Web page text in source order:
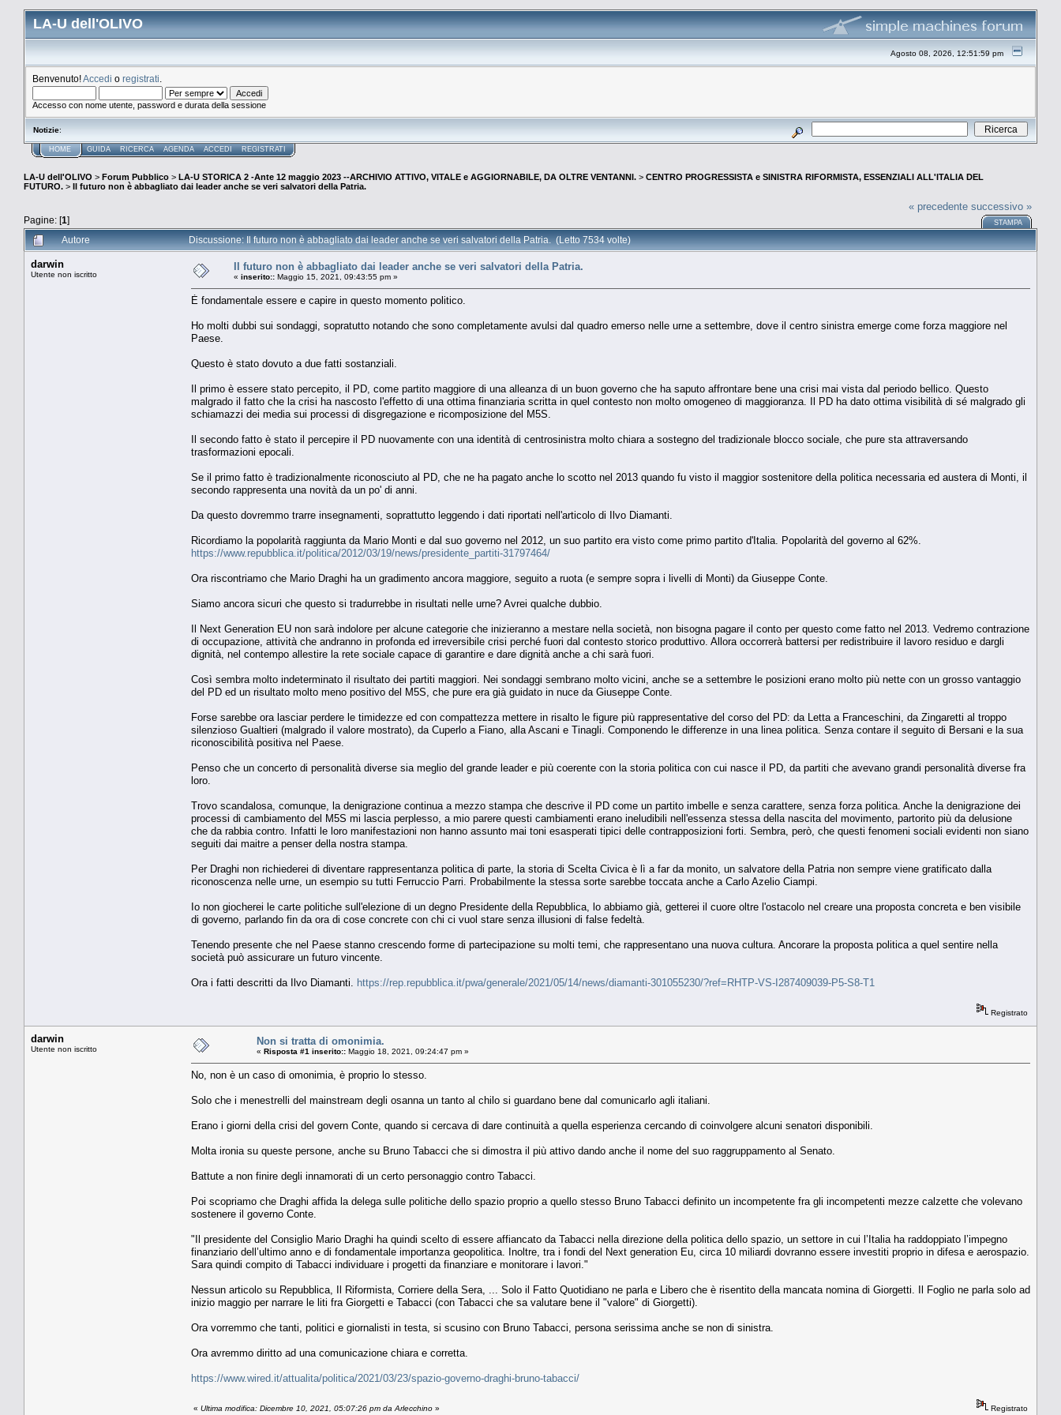
LA-U dell'OLIVO
Agosto 08, 2026, 12:51:59 pm
Benvenuto!Accedi o registrati
Accesso con nome utente, password e durata della sessione
Notizie:
HOME GUIDA RICERCA AGENDA ACCEDI REGISTRATI
LA-U dell'OLIVO > Forum Pubblico > LA-U STORICA 2 -Ante 12 maggio 2023 --ARCHIVIO ATTIVO, VITALE e AGGIORNABILE, DA OLTRE VENTANNI. > CENTRO PROGRESSISTA e SINISTRA RIFORMISTA, ESSENZIALI ALL'ITALIA DEL
FUTURO. > Il futuro non è abbagliato dai leader anche se veri salvatori della Patria.
Pagine: [1]
« precedente successivo »
STAMPA
Autore Discussione: Il futuro non è abbagliato dai leader anche se veri salvatori della Patria. (Letto 7534 volte)
darwin
Utente non iscritto
Il futuro non è abbagliato dai leader anche se veri salvatori della Patria.
« inserito:: Maggio 15, 2021, 09:43:55 pm »
È fondamentale essere e capire in questo momento politico.
Ho molti dubbi sui sondaggi, sopratutto notando che sono completamente avulsi dal quadro emerso nelle urne a settembre, dove il centro sinistra emerge come forza maggiore nel
Paese.
Questo è stato dovuto a due fatti sostanziali.
Il primo è essere stato percepito, il PD, come partito maggiore di una alleanza di un buon governo che ha saputo affrontare bene una crisi mai vista dal periodo bellico. Questo
malgrado il fatto che la crisi ha nascosto l'effetto di una ottima finanziaria scritta in quel contesto non molto omogeneo di maggioranza. Il PD ha dato ottima visibilità di sé malgrado gli
schiamazzi dei media sui processi di disgregazione e ricomposizione del M5S.
Il secondo fatto è stato il percepire il PD nuovamente con una identità di centrosinistra molto chiara a sostegno del tradizionale blocco sociale, che pure sta attraversando
trasformazioni epocali.
Se il primo fatto è tradizionalmente riconosciuto al PD, che ne ha pagato anche lo scotto nel 2013 quando fu visto il maggior sostenitore della politica necessaria ed austera di Monti, il
secondo rappresenta una novità da un po' di anni.
Da questo dovremmo trarre insegnamenti, soprattutto leggendo i dati riportati nell'articolo di Ilvo Diamanti.
Ricordiamo la popolarità raggiunta da Mario Monti e dal suo governo nel 2012, un suo partito era visto come primo partito d'Italia. Popolarità del governo al 62%.
https://www.repubblica.it/politica/2012/03/19/news/presidente_partiti-31797464/
Ora riscontriamo che Mario Draghi ha un gradimento ancora maggiore, seguito a ruota (e sempre sopra i livelli di Monti) da Giuseppe Conte.
Siamo ancora sicuri che questo si tradurrebbe in risultati nelle urne? Avrei qualche dubbio.
Il Next Generation EU non sarà indolore per alcune categorie che inizieranno a mestare nella società, non bisogna pagare il conto per questo come fatto nel 2013. Vedremo contrazione
di occupazione, attività che andranno in profonda ed irreversibile crisi perché fuori dal contesto storico produttivo. Allora occorrerà battersi per redistribuire il lavoro residuo e dargli
dignità, nel contempo allestire la rete sociale capace di garantire e dare dignità anche a chi sarà fuori.
Così sembra molto indeterminato il risultato dei partiti maggiori. Nei sondaggi sembrano molto vicini, anche se a settembre le posizioni erano molto più nette con un grosso vantaggio
del PD ed un risultato molto meno positivo del M5S, che pure era già guidato in nuce da Giuseppe Conte.
Forse sarebbe ora lasciar perdere le timidezze ed con compattezza mettere in risalto le figure più rappresentative del corso del PD: da Letta a Franceschini, da Zingaretti al troppo
silenzioso Gualtieri (malgrado il valore mostrato), da Cuperlo a Fiano, alla Ascani e Tinagli. Componendo le differenze in una linea politica. Senza contare il seguito di Bersani e la sua
riconoscibilità positiva nel Paese.
Penso che un concerto di personalità diverse sia meglio del grande leader e più coerente con la storia politica con cui nasce il PD, da partiti che avevano grandi personalità diverse fra
loro.
Trovo scandalosa, comunque, la denigrazione continua a mezzo stampa che descrive il PD come un partito imbelle e senza carattere, senza forza politica. Anche la denigrazione dei
processi di cambiamento del M5S mi lascia perplesso, a mio parere questi cambiamenti erano ineludibili nell'essenza stessa della nascita del movimento, partorito più da delusione
che da rabbia contro. Infatti le loro manifestazioni non hanno assunto mai toni esasperati tipici delle contrapposizioni forti. Sembra, però, che questi fenomeni sociali evidenti non siano
seguiti dai maitre a penser della nostra stampa.
Per Draghi non richiederei di diventare rappresentanza politica di parte, la storia di Scelta Civica è lì a far da monito, un salvatore della Patria non sempre viene gratificato dalla
riconoscenza nelle urne, un esempio su tutti Ferruccio Parri. Probabilmente la stessa sorte sarebbe toccata anche a Carlo Azelio Ciampi.
Io non giocherei le carte politiche sull'elezione di un degno Presidente della Repubblica, lo abbiamo già, getterei il cuore oltre l'ostacolo nel creare una proposta concreta e ben visibile
di governo, parlando fin da ora di cose concrete con chi ci vuol stare senza illusioni di false fedeltà.
Tenendo presente che nel Paese stanno crescendo forme di partecipazione su molti temi, che rappresentano una nuova cultura. Ancorare la proposta politica a quel sentire nella
società può assicurare un futuro vincente.
Ora i fatti descritti da Ilvo Diamanti. https://rep.repubblica.it/pwa/generale/2021/05/14/news/diamanti-301055230/?ref=RHTP-VS-I287409039-P5-S8-T1
Registrato
darwin
Utente non iscritto
Non si tratta di omonimia.
« Risposta #1 inserito:: Maggio 18, 2021, 09:24:47 pm »
No, non è un caso di omonimia, è proprio lo stesso.
Solo che i menestrelli del mainstream degli osanna un tanto al chilo si guardano bene dal comunicarlo agli italiani.
Erano i giorni della crisi del govern Conte, quando si cercava di dare continuità a quella esperienza cercando di coinvolgere alcuni senatori disponibili.
Molta ironia su queste persone, anche su Bruno Tabacci che si dimostra il più attivo dando anche il nome del suo raggruppamento al Senato.
Battute a non finire degli innamorati di un certo personaggio contro Tabacci.
Poi scopriamo che Draghi affida la delega sulle politiche dello spazio proprio a quello stesso Bruno Tabacci definito un incompetente fra gli incompetenti mezze calzette che volevano
sostenere il governo Conte.
"Il presidente del Consiglio Mario Draghi ha quindi scelto di essere affiancato da Tabacci nella direzione della politica dello spazio, un settore in cui l’Italia ha raddoppiato l’impegno
finanziario dell’ultimo anno e di fondamentale importanza geopolitica. Inoltre, tra i fondi del Next generation Eu, circa 10 miliardi dovranno essere investiti proprio in difesa e aerospazio.
Sara quindi compito di Tabacci individuare i progetti da finanziare e monitorare i lavori."
Nessun articolo su Repubblica, Il Riformista, Corriere della Sera, ... Solo il Fatto Quotidiano ne parla e Libero che è risentito della mancata nomina di Giorgetti. Il Foglio ne parla solo ad
inizio maggio per narrare le liti fra Giorgetti e Tabacci (con Tabacci che sa valutare bene il "valore" di Giorgetti).
Ora vorremmo che tanti, politici e giornalisti in testa, si scusino con Bruno Tabacci, persona serissima anche se non di sinistra.
Ora avremmo diritto ad una comunicazione chiara e corretta.
https://www.wired.it/attualita/politica/2021/03/23/spazio-governo-draghi-bruno-tabacci/
« Ultima modifica: Dicembre 10, 2021, 05:07:26 pm da Arlecchino » Registrato